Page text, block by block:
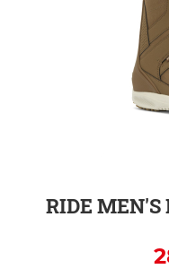
RIDE MEN'S